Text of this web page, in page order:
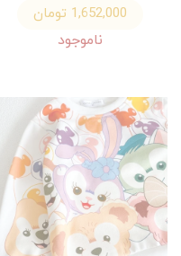
1,652,000 تومان
ناموجود